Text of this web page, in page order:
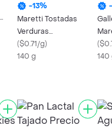
-13%
Maretti Tostadas
Verduras
Mediterráneas
Bruschette
($0.71/g)
140 g
-
(
140